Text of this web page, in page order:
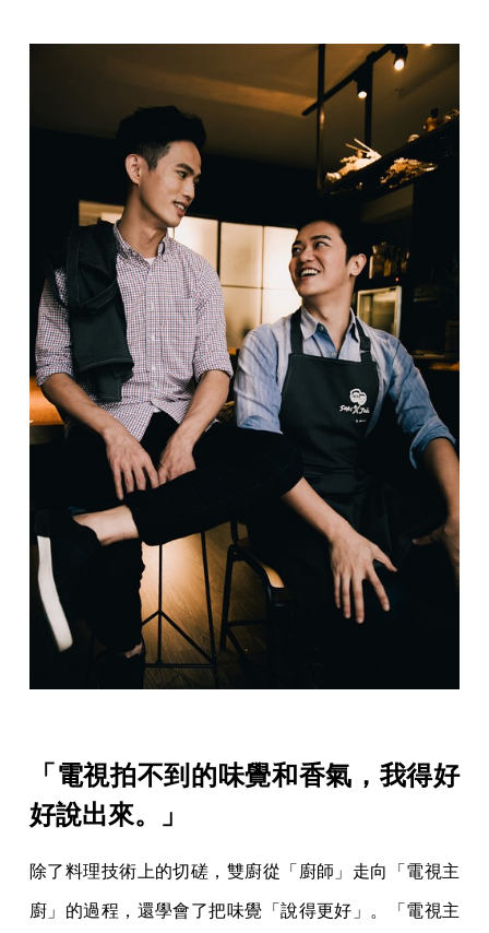
「電視拍不到的味覺和香氣，我得好
好說出來。」
除了料理技術上的切磋，雙廚從「廚師」走向「電視主
廚」的過程，還學會了把味覺「說得更好」。「電視主